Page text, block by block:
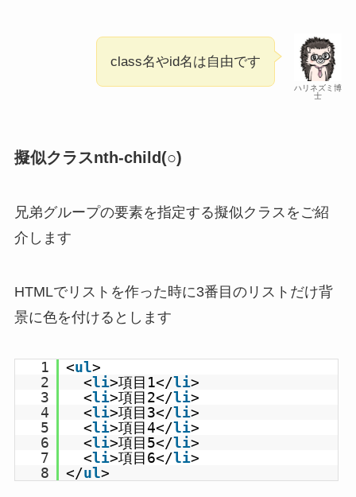
ハリネズミ博
士
class名やid名は自由です
擬似クラスnth-child(○)
兄弟グループの要素を指定する擬似クラスをご紹
介します
HTMLでリストを作った時に3番目のリストだけ背
景に色を付けるとします
1 <ul>
2
<li>項目1</li>
3
<li>項目2</li>
4
<li>項目3</li>
5
<li>項目4</li>
6
<li>項目5</li>
7
<li>項目6</li>
8
</ul>